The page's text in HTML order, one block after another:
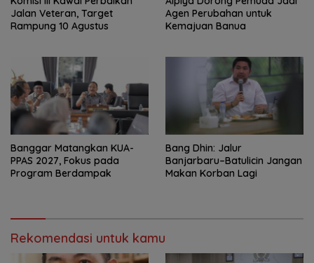
Jalan Veteran, Target
Rampung 10 Agustus
Agen Perubahan untuk
Kemajuan Banua ‎
‎Banggar Matangkan KUA-
PPAS 2027, Fokus pada
Program Berdampak
Bang Dhin: Jalur
Banjarbaru–Batulicin Jangan
Makan Korban Lagi
Rekomendasi untuk kamu